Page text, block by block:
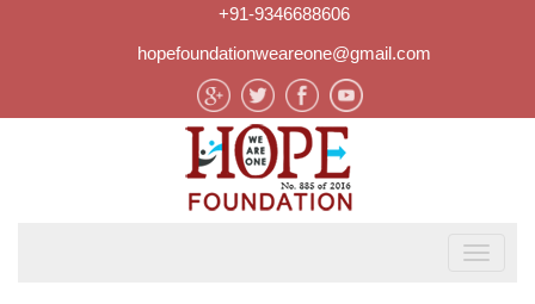
+91-9346688606
hopefoundationweareone@gmail.com